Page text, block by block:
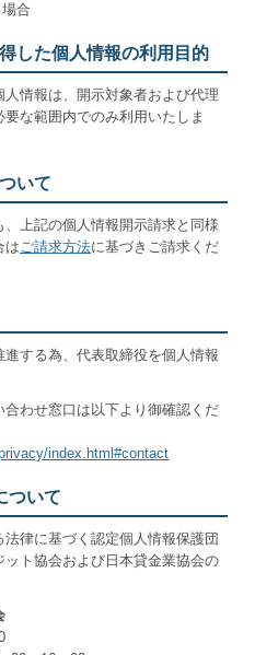
合
した個人情報の利用目的
情報は、開示対象者および代理
な範囲内でのみ利用いたしま
いて
上記の個人情報開示請求と同様
はご請求方法に基づきご請求くだ
する為、代表取締役を個人情報
わせ窓口は以下より御確認くだ
index.html#contact
ついて
律に基づく認定個人情報保護団
ト協会および日本貸金業協会の